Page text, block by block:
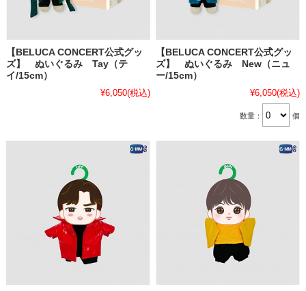
【BELUCA CONCERT公式グッ
ズ】 ぬいぐるみ Tay（テ
イ/15cm）
¥6,050(税込)
【BELUCA CONCERT公式グッ
ズ】 ぬいぐるみ New（ニュ
ー/15cm）
¥6,050(税込)
数量： 個